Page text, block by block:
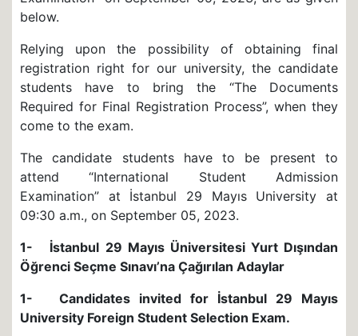
below.
Relying upon the possibility of obtaining final
registration right for our university, the candidate
students have to bring the “The Documents
Required for Final Registration Process”, when they
come to the exam.
The candidate students have to be present to
attend “International Student Admission
Examination” at İstanbul 29 Mayıs University at
09:30 a.m., on September 05, 2023.
1- İstanbul 29 Mayıs Üniversitesi Yurt Dışından
Öğrenci Seçme Sınavı’na Çağırılan Adaylar
1- Candidates invited for İstanbul 29 Mayıs
University Foreign Student Selection Exam.